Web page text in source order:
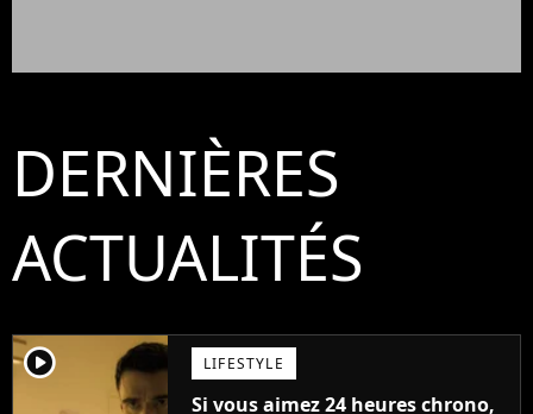
DERNIÈRES
ACTUALITÉS
player2 LIFESTYLE
Si vous aimez 24 heures chrono,